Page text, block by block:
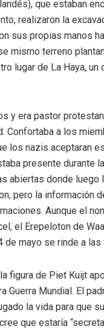
que estaban
realizaron la
sus propias manos
mismo terreno
lugar de La Haya,
y era pastor
Confortaba a los
los nazis aceptaran
presente durante
abiertas donde luego
pero la información
Aunque el
el Erepeloton de
de mayo se rinde a
figura de Piet Kuijt
Guerra Mundial. El
la vida para que
que estaría